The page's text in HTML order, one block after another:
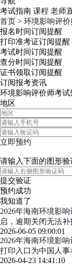
考试指南 课程 老师
首页 > 环境影响评价
报名时间订阅提醒
打印准考证订阅提醒
考试时间订阅提醒
查分时间订阅提醒
证书领取订阅提醒
订阅报考资讯
环境影响评价师考试
地区
立即预约
请输入下面的图形验
提交验证
预约成功
我知道了
2026年海南环境影
启，逾期关闭无法补
2026-06-05 09:00:01
2026年海南环境影
打印入口为中国人事
2026-04-23 14:41:10